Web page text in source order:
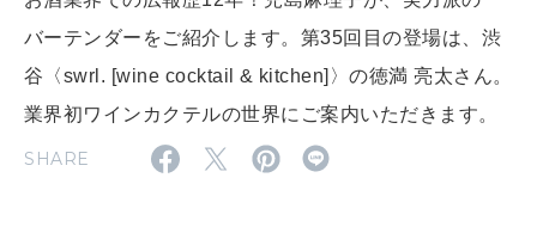
CULTURE
自分を耕す
バーテンダーをご紹介します。第35回目の登場は、渋
谷〈swrl. [wine cocktail & kitchen]〉の徳満 亮太さん。
業界初ワインカクテルの世界にご案内いただきます。
SHARE